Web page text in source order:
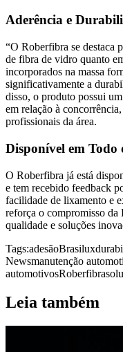
Aderência e
“O Roberfibra se destaca
de fibra de vidro quanto
incorporados na massa
significativamente a
disso, o produto possui
em relação à
profissionais da área.
Disponível em Todo
O Roberfibra já está
e tem recebido feedback
facilidade de lixamento e
reforça o compromisso da
qualidade e soluções
Tags:adesãoBrasilux
Newsmanutenção
automotivosRoberfibra
Leia também